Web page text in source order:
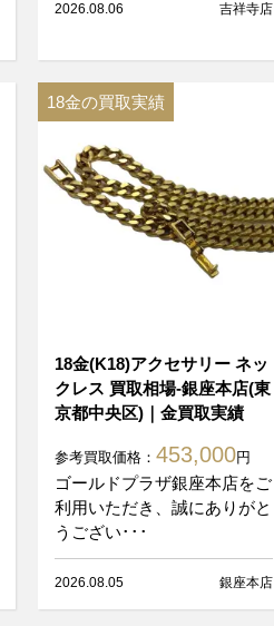
2026.08.06 吉祥寺店
18金の買取実績
18金(K18)アクセサリー ネッ
クレス 買取相場-銀座本店(東
京都中央区)｜金買取実績
参考買取価格： 453,000円
ゴールドプラザ銀座本店をご
利用いただき、誠にありがと
うござい･･･
2026.08.05 銀座本店